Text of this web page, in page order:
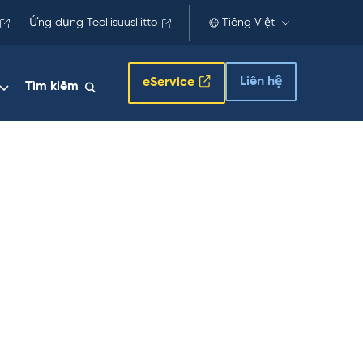
Ứng dụng Teollisuusliitto Tiếng Việt
Tìm kiếm eService Liên hệ